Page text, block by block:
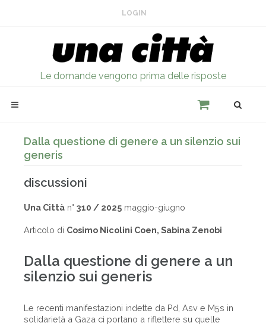
LOGIN
Le domande vengono prima delle risposte
Dalla questione di genere a un silenzio sui
generis
discussioni
Una Città n° 310 / 2025 maggio-giugno
Articolo di Cosimo Nicolini Coen, Sabina Zenobi
Dalla questione di genere a un
silenzio sui generis
Le recenti manifestazioni indette da Pd, Asv e M5s in
solidarietà a Gaza ci portano a riflettere su quelle